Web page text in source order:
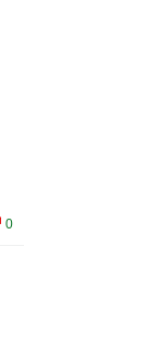
0